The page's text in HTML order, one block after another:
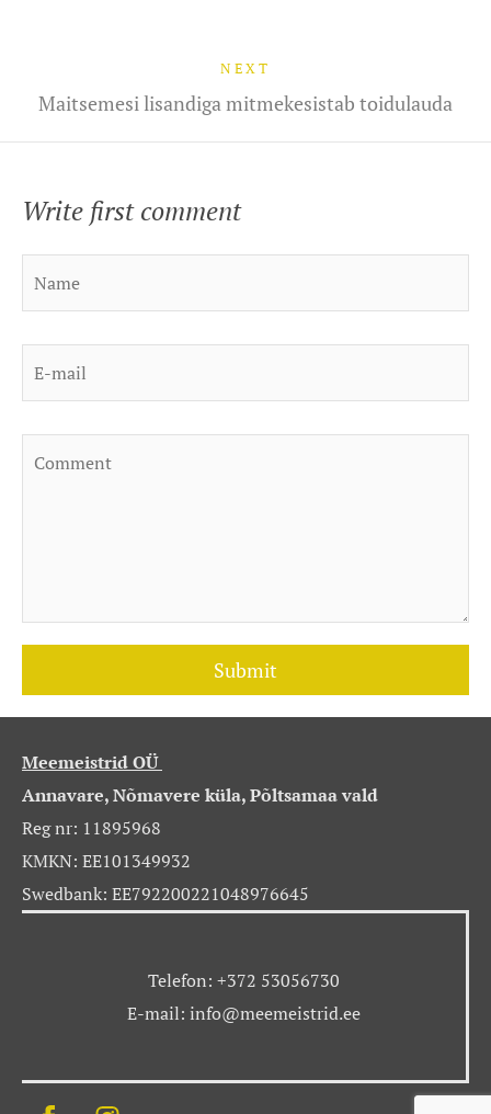
NEXT
Maitsemesi lisandiga mitmekesistab toidulauda
Write first comment
Meemeistrid OÜ
Annavare, Nõmavere küla, Põltsamaa vald
Reg nr: 11895968
KMKN: EE101349932
Swedbank: EE792200221048976645
Telefon: +372 53056730
E-mail: info@meemeistrid.ee